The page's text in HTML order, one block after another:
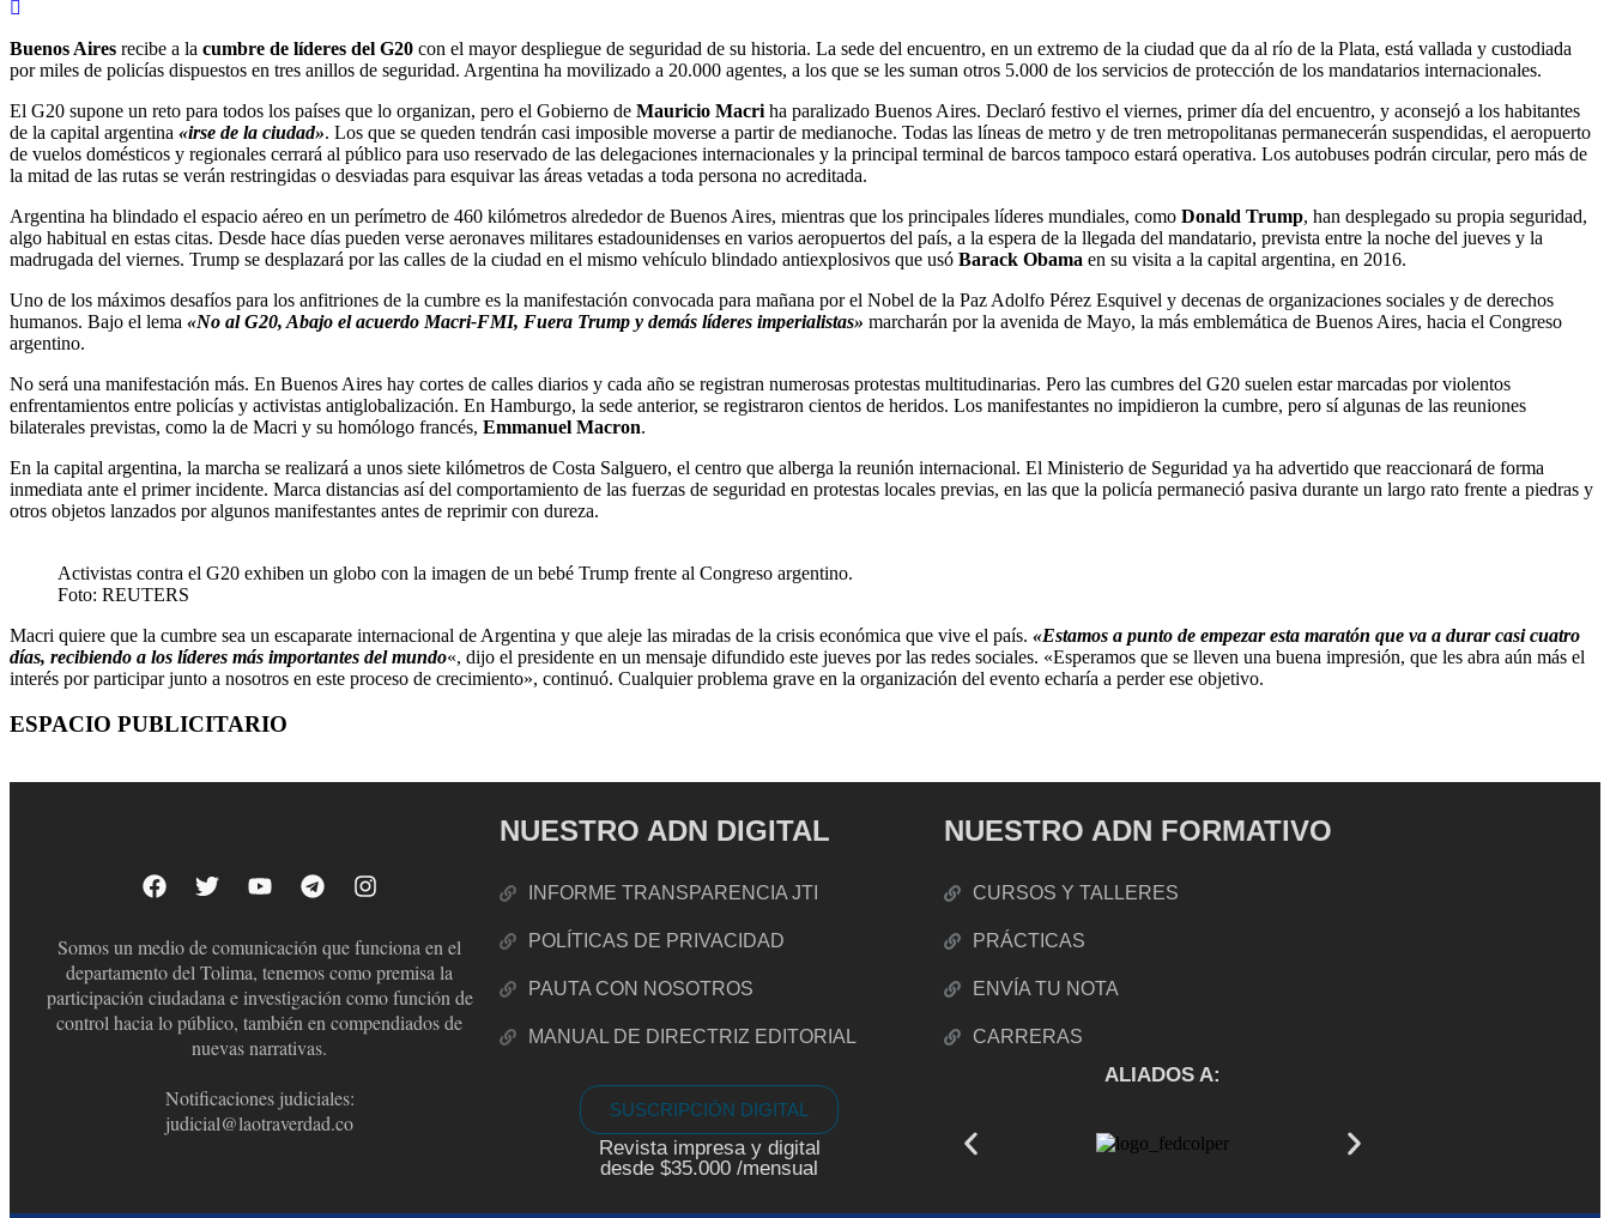
Buenos Aires recibe a la cumbre de líderes del G20 con el mayor despliegue de seguridad de su historia. La sede del encuentro, en un extremo de la ciudad que da al río de la Plata, está vallada y custodiada
por miles de policías dispuestos en tres anillos de seguridad. Argentina ha movilizado a 20.000 agentes, a los que se les suman otros 5.000 de los servicios de protección de los mandatarios internacionales.
El G20 supone un reto para todos los países que lo organizan, pero el Gobierno de Mauricio Macri ha paralizado Buenos Aires. Declaró festivo el viernes, primer día del encuentro, y aconsejó a los habitantes
de la capital argentina «irse de la ciudad». Los que se queden tendrán casi imposible moverse a partir de medianoche. Todas las líneas de metro y de tren metropolitanas permanecerán suspendidas, el aeropuerto
de vuelos domésticos y regionales cerrará al público para uso reservado de las delegaciones internacionales y la principal terminal de barcos tampoco estará operativa. Los autobuses podrán circular, pero más de
la mitad de las rutas se verán restringidas o desviadas para esquivar las áreas vetadas a toda persona no acreditada.
Argentina ha blindado el espacio aéreo en un perímetro de 460 kilómetros alrededor de Buenos Aires, mientras que los principales líderes mundiales, como Donald Trump, han desplegado su propia seguridad,
algo habitual en estas citas. Desde hace días pueden verse aeronaves militares estadounidenses en varios aeropuertos del país, a la espera de la llegada del mandatario, prevista entre la noche del jueves y la
madrugada del viernes. Trump se desplazará por las calles de la ciudad en el mismo vehículo blindado antiexplosivos que usó Barack Obama en su visita a la capital argentina, en 2016.
Uno de los máximos desafíos para los anfitriones de la cumbre es la manifestación convocada para mañana por el Nobel de la Paz Adolfo Pérez Esquivel y decenas de organizaciones sociales y de derechos
humanos. Bajo el lema «No al G20, Abajo el acuerdo Macri-FMI, Fuera Trump y demás líderes imperialistas» marcharán por la avenida de Mayo, la más emblemática de Buenos Aires, hacia el Congreso
argentino.
No será una manifestación más. En Buenos Aires hay cortes de calles diarios y cada año se registran numerosas protestas multitudinarias. Pero las cumbres del G20 suelen estar marcadas por violentos
enfrentamientos entre policías y activistas antiglobalización. En Hamburgo, la sede anterior, se registraron cientos de heridos. Los manifestantes no impidieron la cumbre, pero sí algunas de las reuniones
bilaterales previstas, como la de Macri y su homólogo francés, Emmanuel Macron.
En la capital argentina, la marcha se realizará a unos siete kilómetros de Costa Salguero, el centro que alberga la reunión internacional. El Ministerio de Seguridad ya ha advertido que reaccionará de forma
inmediata ante el primer incidente. Marca distancias así del comportamiento de las fuerzas de seguridad en protestas locales previas, en las que la policía permaneció pasiva durante un largo rato frente a piedras y
otros objetos lanzados por algunos manifestantes antes de reprimir con dureza.
Activistas contra el G20 exhiben un globo con la imagen de un bebé Trump frente al Congreso argentino.
Foto: REUTERS
Macri quiere que la cumbre sea un escaparate internacional de Argentina y que aleje las miradas de la crisis económica que vive el país. «Estamos a punto de empezar esta maratón que va a durar casi cuatro
días, recibiendo a los líderes más importantes del mundo«, dijo el presidente en un mensaje difundido este jueves por las redes sociales. «Esperamos que se lleven una buena impresión, que les abra aún más el
interés por participar junto a nosotros en este proceso de crecimiento», continuó. Cualquier problema grave en la organización del evento echaría a perder ese objetivo.
ESPACIO PUBLICITARIO
Somos un medio de comunicación que funciona en el
departamento del Tolima, tenemos como premisa la
participación ciudadana e investigación como función de
control hacia lo público, también en compendiados de
nuevas narrativas.
Notificaciones judiciales:
judicial@laotraverdad.co
NUESTRO ADN DIGITAL
INFORME TRANSPARENCIA JTI
POLÍTICAS DE PRIVACIDAD
PAUTA CON NOSOTROS
MANUAL DE DIRECTRIZ EDITORIAL
SUSCRIPCIÓN DIGITAL
Revista impresa y digital
desde $35.000 /mensual
NUESTRO ADN FORMATIVO
CURSOS Y TALLERES
PRÁCTICAS
ENVÍA TU NOTA
CARRERAS
ALIADOS A: